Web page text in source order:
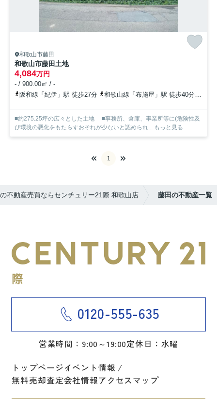
和歌山市藤田
和歌山市藤田土地
4,084万円
- / 900.00㎡ / -
阪和線「紀伊」駅 徒歩27分
和歌山線「布施屋」駅 徒歩40分
■約275.25坪の広々とした土地 ■事務所、倉庫、事業所等に(危険性及
び環境の悪化をもたらすおそれが少ないと認められ... もっと見る
1
不動産売買ならセンチュリー21際 和歌山店 藤田の不動産一覧
0120-555-635
営業時間：9:00～19:00定休日：水曜
トップページイベント情報
無料売却査定会社情報アクセスマップ